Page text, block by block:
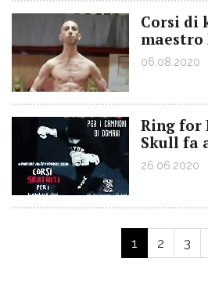
Corsi di
06.08.2020
Ring for
Skull fa
26.06.2020
1 2 3